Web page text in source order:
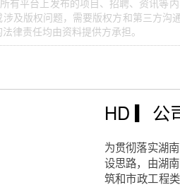
涉及版权问题，需要版权方和第三方
律责任均由资料提供方承担。
HD ▎公
为贯彻落实湖
设思路，由湖
筑和市政工程